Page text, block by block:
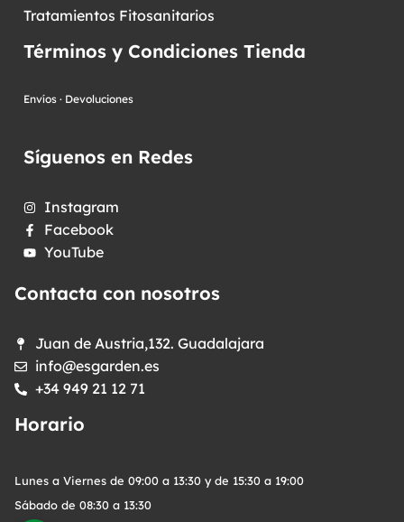
Tratamientos Fitosanitarios
Términos y Condiciones Tienda
Envíos · Devoluciones
Síguenos en Redes
Instagram
Facebook
YouTube
Contacta con nosotros
Juan de Austria,132. Guadalajara
info@esgarden.es
+34 949 21 12 71
Horario
Lunes a Viernes de 09:00 a 13:30 y de 15:30 a 19:00
Sábado de 08:30 a 13:30